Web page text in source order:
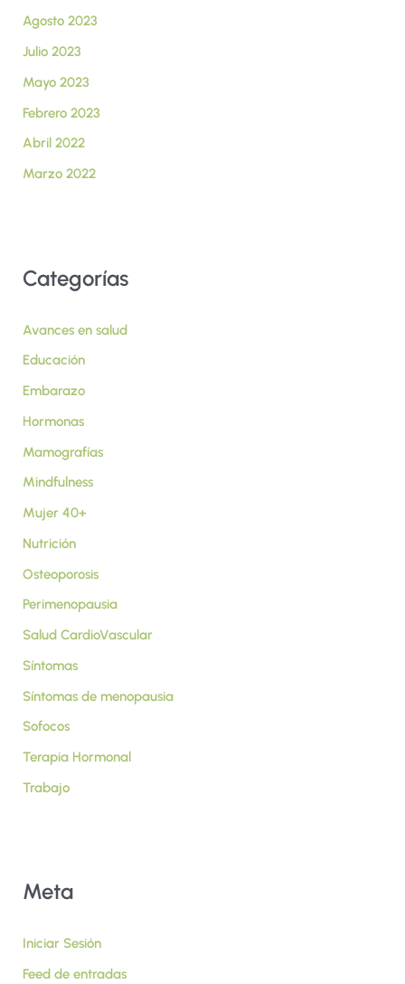
Agosto 2023
Julio 2023
Mayo 2023
Febrero 2023
Abril 2022
Marzo 2022
Categorías
Avances en salud
Educación
Embarazo
Hormonas
Mamografías
Mindfulness
Mujer 40+
Nutrición
Osteoporosis
Perimenopausia
Salud CardioVascular
Síntomas
Síntomas de menopausia
Sofocos
Terapia Hormonal
Trabajo
Meta
Iniciar Sesión
Feed de entradas